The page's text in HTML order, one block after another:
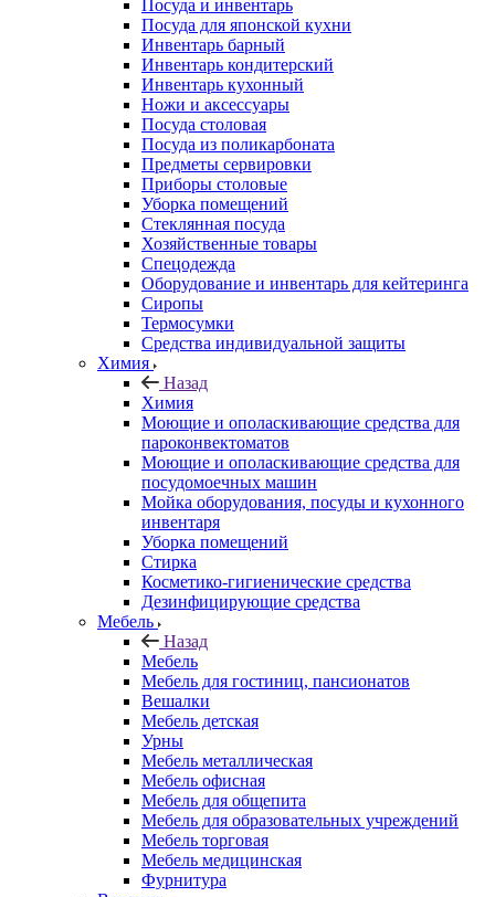
Посуда и инвентарь
Посуда для японской кухни
Инвентарь барный
Инвентарь кондитерский
Инвентарь кухонный
Ножи и аксессуары
Посуда столовая
Посуда из поликарбоната
Предметы сервировки
Приборы столовые
Уборка помещений
Стеклянная посуда
Хозяйственные товары
Спецодежда
Оборудование и инвентарь для кейтеринга
Сиропы
Термосумки
Средства индивидуальной защиты
Химия
Назад
Химия
Моющие и ополаскивающие средства для
пароконвектоматов
Моющие и ополаскивающие средства для
посудомоечных машин
Мойка оборудования, посуды и кухонного
инвентаря
Уборка помещений
Стирка
Косметико-гигиенические средства
Дезинфицирующие средства
Мебель
Назад
Мебель
Мебель для гостиниц, пансионатов
Вешалки
Мебель детская
Урны
Мебель металлическая
Мебель офисная
Мебель для общепита
Мебель для образовательных учреждений
Мебель торговая
Мебель медицинская
Фурнитура